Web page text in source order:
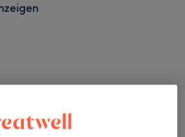
Haarentfernung